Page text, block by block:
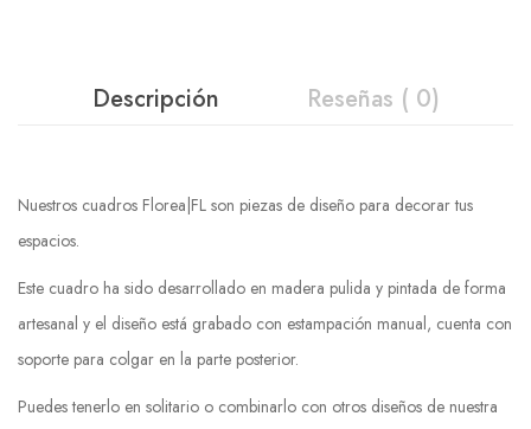
Descripción Reseñas ( 0)
Nuestros cuadros Florea|FL son piezas de diseño para decorar tus
espacios.
Este cuadro ha sido desarrollado en madera pulida y pintada de forma
artesanal y el diseño está grabado con estampación manual, cuenta con
soporte para colgar en la parte posterior.
Puedes tenerlo en solitario o combinarlo con otros diseños de nuestra